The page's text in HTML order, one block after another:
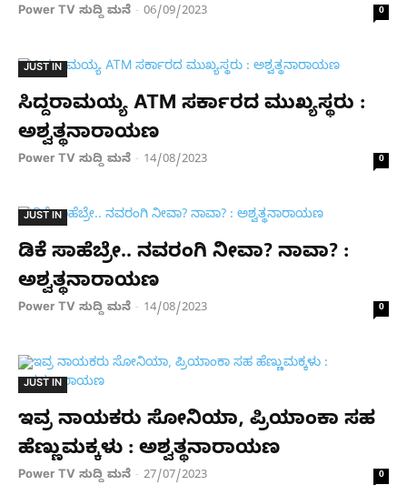
Power TV ಸುದ್ದಿ ಮನೆ - 06/09/2023 0
JUST IN
ಸಿದ್ದರಾಮಯ್ಯ ATM ಸರ್ಕಾರದ ಮುಖ್ಯಸ್ಥರು :
ಅಶ್ವತ್ಥನಾರಾಯಣ
Power TV ಸುದ್ದಿ ಮನೆ - 14/08/2023 0
JUST IN
ಡಿಕೆ ಸಾಹೆಬ್ರೇ.. ನವರಂಗಿ ನೀವಾ? ನಾವಾ? :
ಅಶ್ವತ್ಥನಾರಾಯಣ
Power TV ಸುದ್ದಿ ಮನೆ - 14/08/2023 0
JUST IN
ಇವ್ರ ನಾಯಕರು ಸೋನಿಯಾ, ಪ್ರಿಯಾಂಕಾ ಸಹ
ಹೆಣ್ಣುಮಕ್ಕಳು : ಅಶ್ವತ್ಥನಾರಾಯಣ
Power TV ಸುದ್ದಿ ಮನೆ - 27/07/2023 0